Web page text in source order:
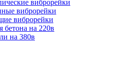
виброрейки
виброрейки
виброрейки
бетона на 220в
на 380в